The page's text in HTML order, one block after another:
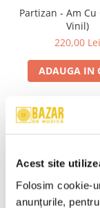
Acest site
Folosim cookie-
anunțurile,
Partizan - Am Cu
Vinil)
220,00 Lei
ADAUGA IN
Alexandra Stan -